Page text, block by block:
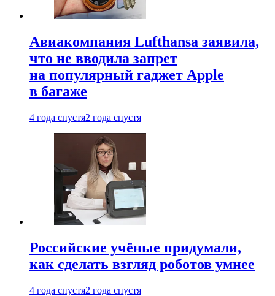
Авиакомпания Lufthansa заявила,
что не вводила запрет
на популярный гаджет Apple
в багаже
4 года спустя2 года спустя
Российские учёные придумали,
как сделать взгляд роботов умнее
4 года спустя2 года спустя